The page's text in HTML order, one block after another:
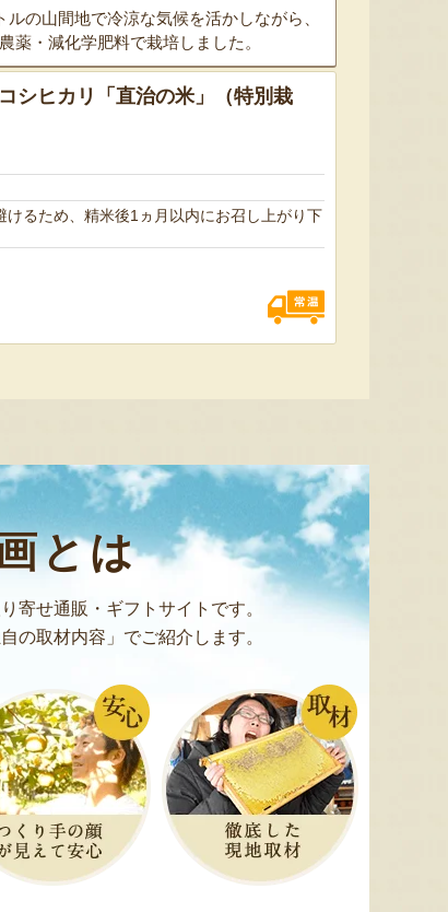
の山間地で冷涼な気候を活かしながら、
薬・減化学肥料で栽培しました。
シヒカリ「直治の米」（特別栽
けるため、精米後1ヵ月以内にお召し上がり下
とは
寄せ通販・ギフトサイトです。
の取材内容」でご紹介します。
園が手塩にかけて育て
メロンの王様」とも呼
お盆などの贈答用にも
めです。
『情熱野菜の太田農園』
新潟市江南区で育てられた和
す。「愛甘水」や「王秋」な
ど、旬の品種をお届けしま
す。
『くまの森ファーム』
8日 10:27 [新潟県] 8月8日 10:18 [新潟県]